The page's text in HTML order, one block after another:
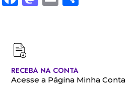
RECEBA NA CONTA
Acesse a Página Minha Conta